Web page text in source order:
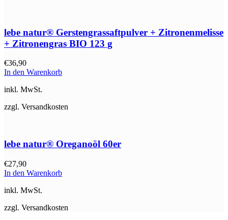
lebe natur® Gerstengrassaftpulver + Zitronenmelisse
+ Zitronengras BIO 123 g
€36,90
In den Warenkorb
inkl. MwSt.
zzgl. Versandkosten
lebe natur® Oreganoöl 60er
€27,90
In den Warenkorb
inkl. MwSt.
zzgl. Versandkosten